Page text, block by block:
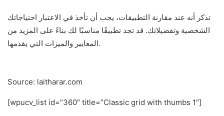
تذكر أنه عند مقارنة التطبيقات، يجب أن تأخذ في الاعتبار احتياجاتك
الشخصية وتفضيلاتك. قد تجد تطبيقًا مناسبًا لك بناءً على المزيد من
المعايير والميزات التي يقدمها.
Source: laitharar.com
[wpucv_list id=”360″ title=”Classic grid with thumbs 1″]